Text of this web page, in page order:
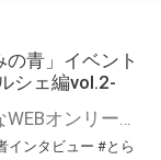
の青」イベント
シェ編vol.2-
こんにちは、とらのあなWEBオンリー運営スタッフです。 新たにお届けする、イベント主催者インタビュー-マルシェ編-は、 とらのあなWEBオンリー「マルシェ」をご利用の主催様に 「マルシェ」を使ってイベントを開催した感想や心がけをお聞きする企画です。 今回は、WEBオンリー初開催「駄菓子と唐揚げ、きみの青」より、 主催のぎこ六屋様にお話を伺いました。 協力：ぎこ六屋様／イベント公式Twitter（@krkgwks） とらのあなWEBオンリー「マルシェ」とは？ WEBオンリーでリアルタイムでコミュニケーションがとれるオンライン会場です。
インタビュー #とら